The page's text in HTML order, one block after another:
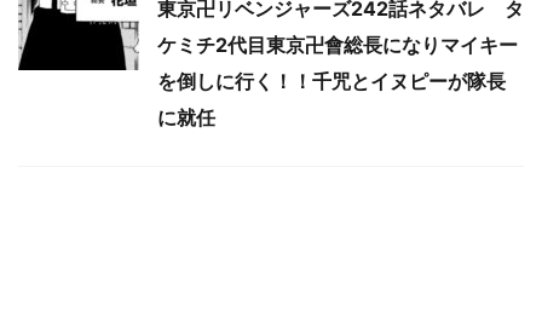
東京卍リベンジャーズ242話ネタバレ タ
ケミチ2代目東京卍會総長になりマイキー
を倒しに行く！！千咒とイヌピーが隊長
に就任